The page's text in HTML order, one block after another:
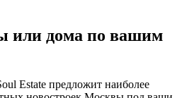
или дома по вашим
Estate предложит наиболее